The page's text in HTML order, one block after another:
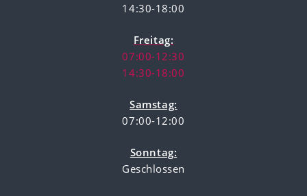
14:30-18:00
Freitag:
07:00-12:30
14:30-18:00
Samstag:
07:00-12:00
Sonntag:
Geschlossen